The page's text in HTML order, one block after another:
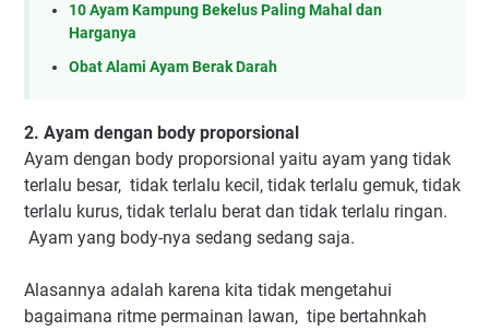
10 Ayam Kampung Bekelus Paling Mahal dan
Harganya
Obat Alami Ayam Berak Darah
2. Ayam dengan body proporsional
Ayam dengan body proporsional yaitu ayam yang tidak
terlalu besar, tidak terlalu kecil, tidak terlalu gemuk, tidak
terlalu kurus, tidak terlalu berat dan tidak terlalu ringan.
Ayam yang body-nya sedang sedang saja.
Alasannya adalah karena kita tidak mengetahui
bagaimana ritme permainan lawan, tipe bertahnkah